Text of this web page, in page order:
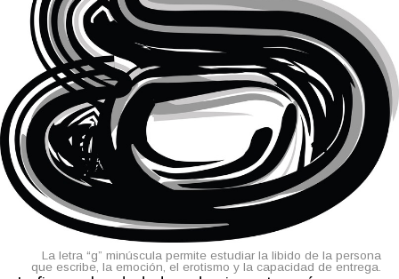
La letra “g” minúscula permite estudiar la libido de la persona
que escribe, la emoción, el erotismo y la capacidad de entrega.